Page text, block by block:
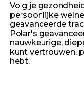
Volg je
persoonlijke
geavanceerde
Polar's
nauwkeurige,
kunt vertrouwen,
hebt.